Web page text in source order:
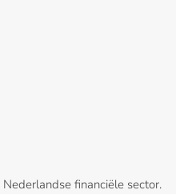
financiële sector.